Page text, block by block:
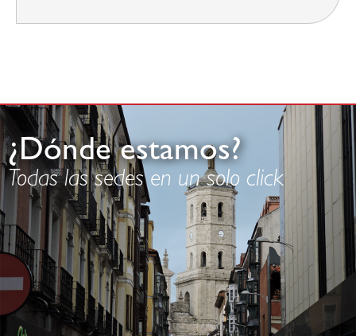
¿Dónde estamos?
Todas las sedes en un solo click